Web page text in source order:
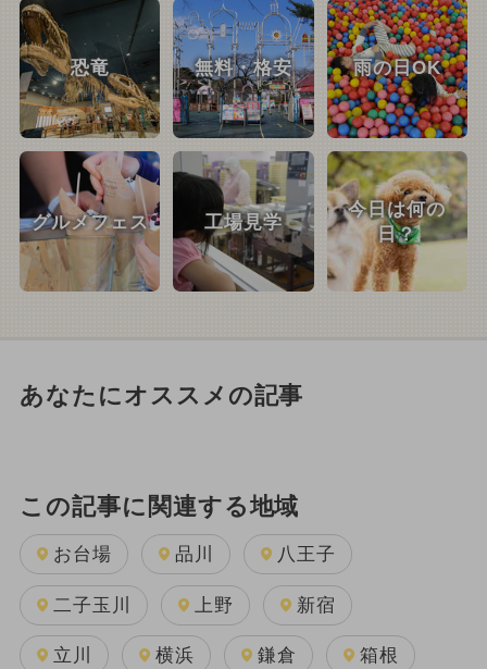
恐竜 無料・格安 雨の日OK
グルメフェス 工場見学
今日は何の
日？
あなたにオススメの記事
この記事に関連する地域
お台場 品川 八王子
二子玉川 上野 新宿
立川 横浜 鎌倉 箱根